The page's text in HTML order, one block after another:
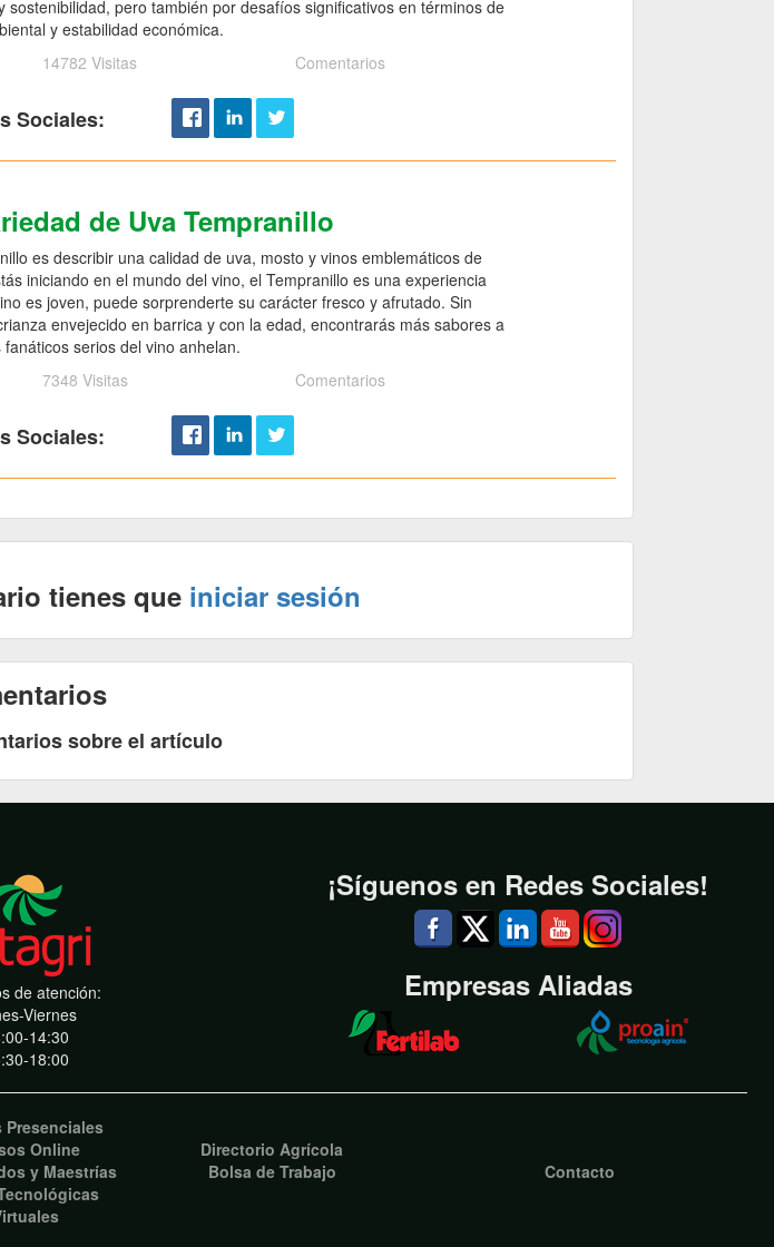
sostenibilidad, pero también por desafíos significativos en términos de
y estabilidad económica.
14782 Visitas Comentarios
Sociales:
de Uva Tempranillo
es describir una calidad de uva, mosto y vinos emblemáticos de
iniciando en el mundo del vino, el Tempranillo es una experiencia
es joven, puede sorprenderte su carácter fresco y afrutado. Sin
envejecido en barrica y con la edad, encontrarás más sabores a
serios del vino anhelan.
7348 Visitas Comentarios
Sociales:
tienes que iniciar sesión
sobre el artículo
de atención:
Viernes
14:30
18:00
¡Síguenos en Redes Sociales!
Empresas Aliadas
Presenciales
Online
y Maestrías
Directorio Agrícola
Bolsa de Trabajo
Contacto